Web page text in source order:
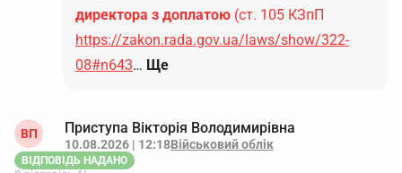
директора з доплатою (ст. 105 КЗпП
https://zakon.rada.gov.ua/laws/show/322-
08#n643… Ще
ВП Приступа Вікторія Володимирівна
10.08.2026 | 12:18Військовий облік
ВІДПОВІДЬ НАДАНО